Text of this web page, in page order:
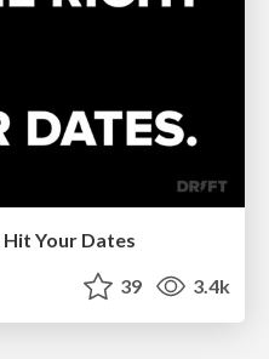
Your Dates
39 3.4k